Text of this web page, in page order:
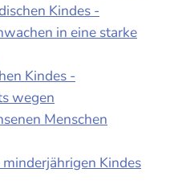
Kindes -
in eine starke
Kindes -
wegen
Menschen
Kindes